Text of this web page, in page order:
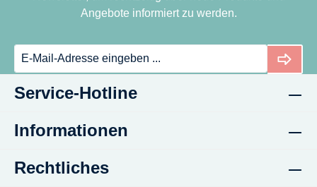
Angebote informiert zu werden.
Service-Hotline
Informationen
Rechtliches